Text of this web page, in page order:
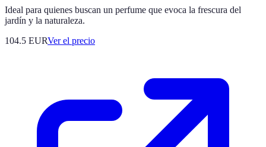
Ideal para quienes buscan un perfume que evoca la frescura del
jardín y la naturaleza.
104.5 EURVer el precio